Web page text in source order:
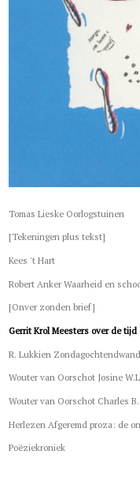
Tomas Lieske Oorlogstuinen
[Tekeningen plus tekst]
Kees 't Hart
Robert Anker Waarheid en
[Onver zonden brief]
Gerrit Krol Meesters over de tijd
R. Lukkien
Wouter van Oorschot Josine
Wouter van Oorschot Charles
Herlezen Afgeremd proza: de
Poëziekroniek